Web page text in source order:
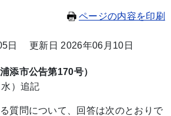
ページの内容を印刷
日
更新日 2026年06月10日
添市公告第170号）
）追記
質問について、回答は次のとおりで